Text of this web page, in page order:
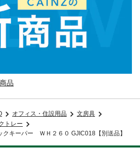
品
オフィス・住設用品
文房具
トレー
クキーパー ＷＨ２６０ GJIC018【別送品】